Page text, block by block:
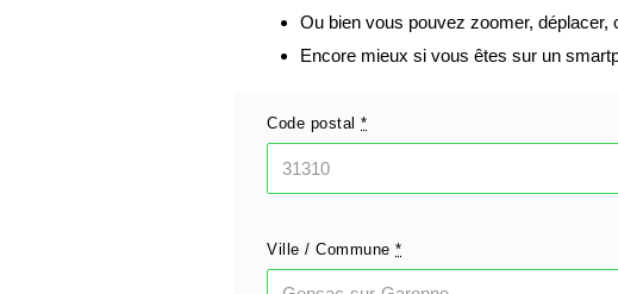
Ou bien vous pouvez zoomer,
Encore mieux si vous êtes sur un
Code postal *
Ville / Commune *